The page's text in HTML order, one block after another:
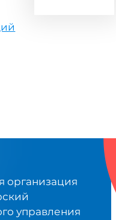
организация
управления